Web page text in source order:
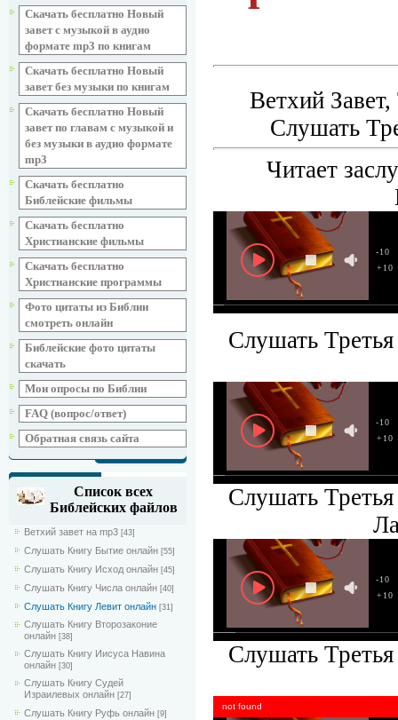
Скачать бесплатно Новый
завет с музыкой в аудио
формате mp3 по книгам
Скачать бесплатно Новый
завет без музыки по книгам
Скачать бесплатно Новый
завет по главам с музыкой и
без музыки в аудио формате
mp3
Скачать бесплатно
Библейские фильмы
Скачать бесплатно
Христианские фильмы
Скачать бесплатно
Христианские программы
Фото цитаты из Библии
смотреть онлайн
Библейские фото цитаты
скачать
Мои опросы по Библии
FAQ (вопрос/ответ)
Обратная связь сайта
Список всех
Библейских файлов
Ветхий завет на mp3 [43]
Слушать Книгу Бытие онлайн [55]
Слушать Книгу Исход онлайн [45]
Слушать Книгу Числа онлайн [40]
Слушать Книгу Левит онлайн [31]
Слушать Книгу Второзаконие
онлайн [38]
Слушать Книгу Иисуса Навина
онлайн [30]
Слушать Книгу Судей
Израилевых онлайн [27]
Слушать Книгу Руфь онлайн [9]
Ветхий
Слушать
Читает
+10
-10
Слушать
+10
-10
Слушать
+10
-10
Слушать
not found